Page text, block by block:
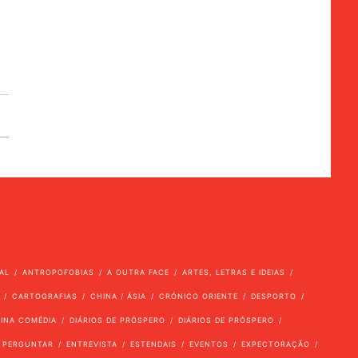
ANTROPOFOBIAS A OUTRA FACE ARTES, LETRAS E IDEIAS
CARTOGRAFIAS CHINA / ÁSIA CRÓNICO ORIENTE DESPORTO
COMÉDIA DIÁRIOS DE PRÓSPERO DIÁRIOS DE PRÓSPERO
ENTREVISTA ESTENDAIS EVENTOS EXPECTORAÇÃO